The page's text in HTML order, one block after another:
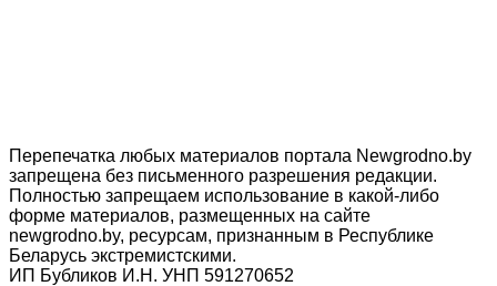
Перепечатка любых материалов портала Newgrodno.by
запрещена без письменного разрешения редакции.
Полностью запрещаем использование в какой-либо
форме материалов, размещенных на сайте
newgrodno.by, ресурсам, признанным в Республике
Беларусь экстремистскими.
ИП Бубликов И.Н. УНП 591270652